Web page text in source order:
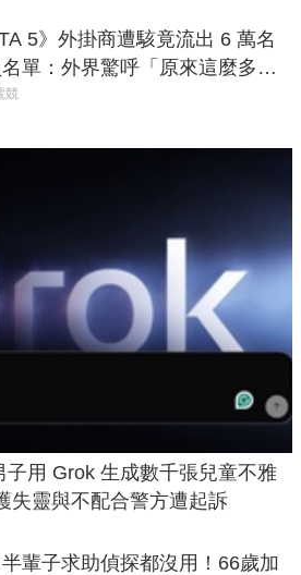
5》外掛商遭駭竟流出 6 萬名
單：外界驚呼「原來這麼多人
！」
競
用 Grok 生成數千張兒童不雅
失靈與不配合警方遭起訴
輩子求助偵探都沒用！66歲加